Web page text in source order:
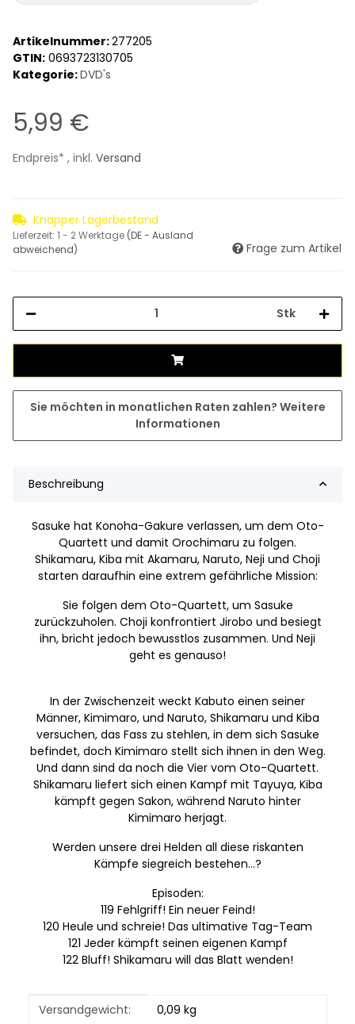
Artikelnummer:277205
GTIN: 0693723130705
Kategorie:DVD's
5,99 €
Endpreis* , inkl. Versand
Knapper Lagerbestand
Lieferzeit: 1 - 2 Werktage (DE - Ausland
abweichend)
Frage zum Artikel
Stk
Sie möchten in monatlichen Raten zahlen? Weitere
Informationen
Beschreibung
Sasuke hat Konoha-Gakure verlassen, um dem Oto-
Quartett und damit Orochimaru zu folgen.
Shikamaru, Kiba mit Akamaru, Naruto, Neji und Choji
starten daraufhin eine extrem gefährliche Mission:
Sie folgen dem Oto-Quartett, um Sasuke
zurückzuholen. Choji konfrontiert Jirobo und besiegt
ihn, bricht jedoch bewusstlos zusammen. Und Neji
geht es genauso!
In der Zwischenzeit weckt Kabuto einen seiner
Männer, Kimimaro, und Naruto, Shikamaru und Kiba
versuchen, das Fass zu stehlen, in dem sich Sasuke
befindet, doch Kimimaro stellt sich ihnen in den Weg.
Und dann sind da noch die Vier vom Oto-Quartett.
Shikamaru liefert sich einen Kampf mit Tayuya, Kiba
kämpft gegen Sakon, während Naruto hinter
Kimimaro herjagt.
Werden unsere drei Helden all diese riskanten
Kämpfe siegreich bestehen...?
Episoden:
119 Fehlgriff! Ein neuer Feind!
120 Heule und schreie! Das ultimative Tag-Team
121 Jeder kämpft seinen eigenen Kampf
122 Bluff! Shikamaru will das Blatt wenden!
Produkteigenschaft
Wert
Versandgewicht: 0,09 kg